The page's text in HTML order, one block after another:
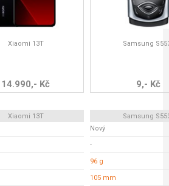
Xiaomi 13T
14.990,- Kč
Samsung
9,- Kč
Xiaomi 13T
Samsung
Nový
-
96 g
105 mm